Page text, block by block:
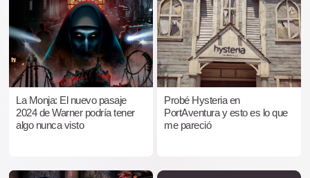
La Monja: El nuevo pasaje
2024 de Warner podría tener
algo nunca visto
Probé Hysteria en
PortAventura y esto es lo que
me pareció